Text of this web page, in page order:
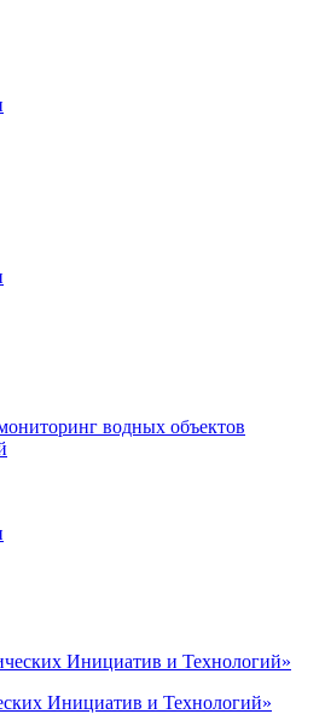
водных объектов
Инициатив и Технологий»